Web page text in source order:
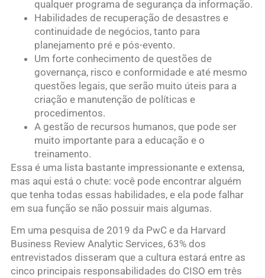
qualquer programa de segurança da informação.
Habilidades de recuperação de desastres e
continuidade de negócios, tanto para
planejamento pré e pós-evento.
Um forte conhecimento de questões de
governança, risco e conformidade e até mesmo
questões legais, que serão muito úteis para a
criação e manutenção de políticas e
procedimentos.
A gestão de recursos humanos, que pode ser
muito importante para a educação e o
treinamento.
Essa é uma lista bastante impressionante e extensa,
mas aqui está o chute: você pode encontrar alguém
que tenha todas essas habilidades, e ela pode falhar
em sua função se não possuir mais algumas.
Em uma pesquisa de 2019 da PwC e da Harvard
Business Review Analytic Services, 63% dos
entrevistados disseram que a cultura estará entre as
cinco principais responsabilidades do CISO em três